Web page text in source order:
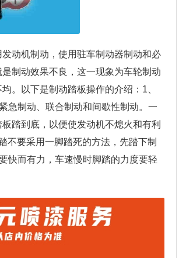
动机制动，使用驻车制动器制动和必
制动效果不良，这一现象为车轮制动
。以下是制动踏板操作的介绍：1、
急制动、联合制动和间歇性制动。一
踏到底，以便使发动机不熄火和有利
不要采用一脚踏死的方法，先踏下制
快而有力，车速慢时脚踏的力度要轻